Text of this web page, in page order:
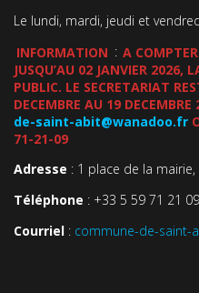
Le lundi, mardi, jeudi et
INFORMATION : A
JUSQU’AU 02 JANVIER 2026,
PUBLIC. LE SECRETARIAT
DECEMBRE AU 19
de-saint-abit@wanadoo.fr
71-21-09
Adresse : 1 place de la
Téléphone : +33 5 59 71 21 09
Courriel : commune-de-saint-